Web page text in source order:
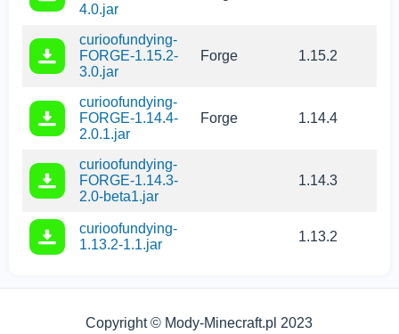
4.0.jar
curioofundying-
FORGE-1.15.2-
3.0.jar
Forge 1.15.2
curioofundying-
FORGE-1.14.4-
2.0.1.jar
Forge 1.14.4
curioofundying-
FORGE-1.14.3-
2.0-beta1.jar
1.14.3
curioofundying-
1.13.2-1.1.jar
1.13.2
Copyright © Mody-Minecraft.pl 2023